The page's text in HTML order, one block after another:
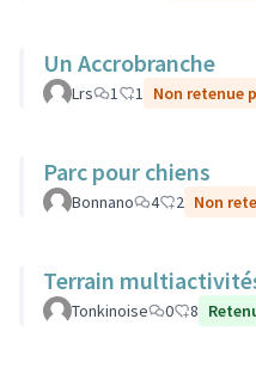
Un Accrobranche
Lrs 1 1 Non retenue
Parc pour chiens
Bonnano 4 2 Non
Terrain
Tonkinoise 0 8